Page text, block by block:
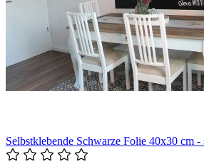
Selbstklebende Schwarze Folie 40x30 cm -